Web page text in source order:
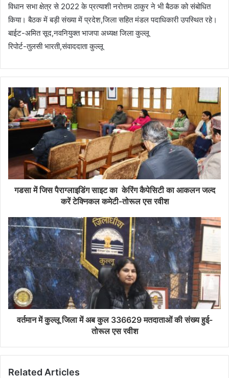
विधान सभा क्षेत्र से 2022 के प्रत्याशी नरोत्तम ठाकुर ने भी बैठक को संबोधित
किया। बैठक में बड़ी संख्या में प्रदेश,जिला सहित मंडल पदाधिकारी उपस्थित रहे।
बाईट-अमित सूद,नवनियुक्त भाजपा अध्यक्ष जिला कुल्लू
रिपोर्ट-तुलसी भारती,संवाददाता कुल्लू
गडसा में जिस पैराग्लाइडिंग साइट का केरिंग कैपेसिटी का आकलन जल्द
करें टेक्निकल कमेटी-तोरूल एस रवीश
वर्तमान में कुल्लू जिला में अब कुल 336629 मतदाताओं की संख्य हुई-
तोरूल एस रवीश
Related Articles